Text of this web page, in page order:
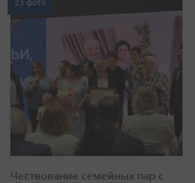
23 фото
Чествование семейных пар с